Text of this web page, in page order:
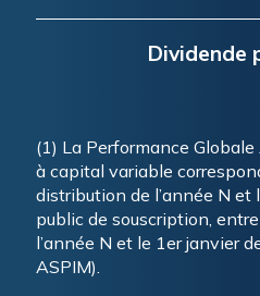
Dividende
(1) La Performance
à capital variable
distribution de l’année N et
public de souscription,
l’année N et le 1er janvier
ASPIM).